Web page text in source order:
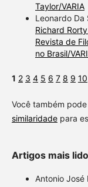
Taylor/VARIA
Leonardo Da
Richard
Revista de
no Brasil/
1 2 3 4 5 6 7 8 9 10
Você também pode
similaridadepara
Artigos mais
Antonio José